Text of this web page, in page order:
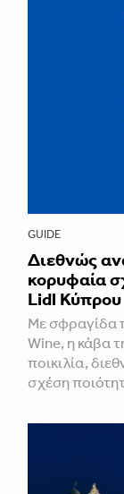
GUIDE
Διεθνώς
κορυφαία
Lidl Κύπρου
Με σφραγίδα
Wine, η κάβα
ποικιλία,
σχέση